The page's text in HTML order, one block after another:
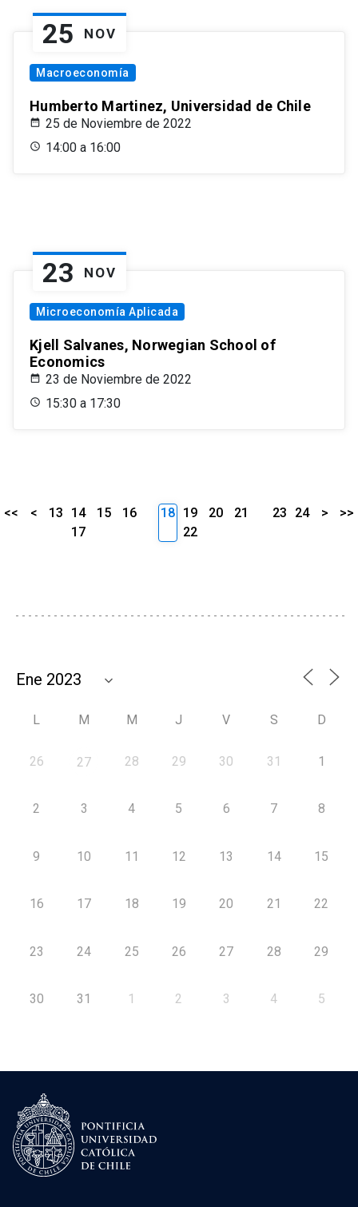
25 NOV
Macroeconomía
Humberto Martinez, Universidad de Chile
25 de Noviembre de 2022
14:00 a 16:00
23 NOV
Microeconomía Aplicada
Kjell Salvanes, Norwegian School of
Economics
23 de Noviembre de 2022
15:30 a 17:30
<< < 13 14 15
16
17
18 19 20
21
22
23 24 > >>
L M M J V S D
26 27 28 29 30 31 1
2 3 4 5 6 7 8
9 10 11 12 13 14 15
16 17 18 19 20 21 22
23 24 25 26 27 28 29
30 31 1 2 3 4 5